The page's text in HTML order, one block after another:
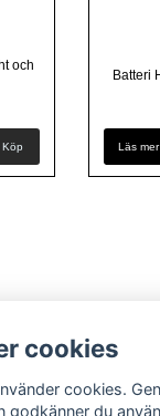
och
Batteri
Läs mer
cookies
cookies.
godkänner du